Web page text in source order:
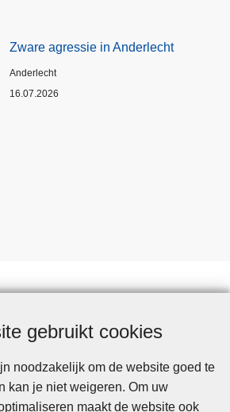
gebruikt cookies
noodzakelijk om de website goed te
kan je niet weigeren. Om uw
maakt de website ook
Zware agressie in Anderlecht
Plaats
Anderlecht
16.07.2026